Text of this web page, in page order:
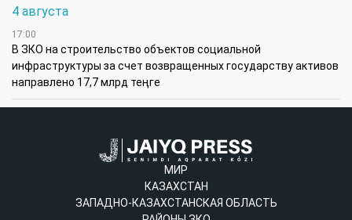
4 августа
17:00
В ЗКО на строительство объектов социальной
инфраструктуры за счет возвращенных государству активов
направлено 17,7 млрд теңге
МИР
КАЗАХСТАН
ЗАПАДНО-КАЗАХСТАНСКАЯ ОБЛАСТЬ